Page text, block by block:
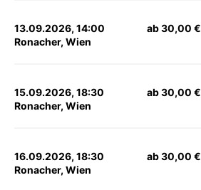
13.09.2026, 14:00
Ronacher, Wien
ab 30,00 €
15.09.2026, 18:30
Ronacher, Wien
ab 30,00 €
16.09.2026, 18:30
Ronacher, Wien
ab 30,00 €